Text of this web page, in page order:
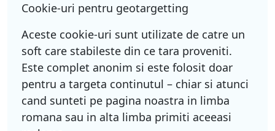
Cookie-uri pentru geotargetting
Aceste cookie-uri sunt utilizate de catre un
soft care stabileste din ce tara proveniti.
Este complet anonim si este folosit doar
pentru a targeta continutul – chiar si atunci
cand sunteti pe pagina noastra in limba
romana sau in alta limba primiti aceeasi